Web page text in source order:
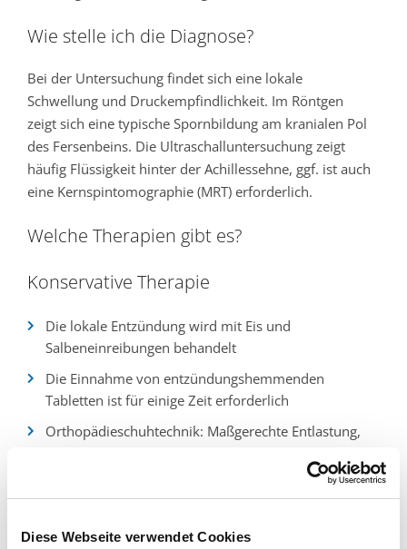
Diese Webseite verwendet Cookies
Wie stelle ich die Diagnose?
Bei der Untersuchung findet sich eine lokale
Schwellung und Druckempfindlichkeit. Im Röntgen
zeigt sich eine typische Spornbildung am kranialen Pol
des Fersenbeins. Die Ultraschalluntersuchung zeigt
häufig Flüssigkeit hinter der Achillessehne, ggf. ist auch
eine Kernspintomographie (MRT) erforderlich.
Welche Therapien gibt es?
Konservative Therapie
Die lokale Entzündung wird mit Eis und
Salbeneinreibungen behandelt
Die Einnahme von entzündungshemmenden
Tabletten ist für einige Zeit erforderlich
Orthopädieschuhtechnik: Maßgerechte Entlastung,
der Achillessehne ist hilfreich